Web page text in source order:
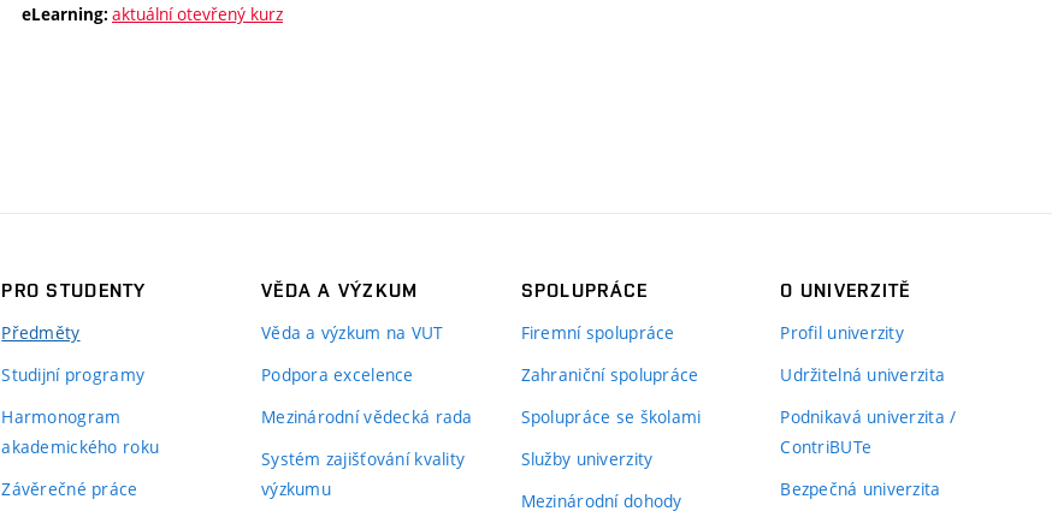
eLearning: aktuální otevřený kurz
PRO STUDENTY
Předměty
Studijní programy
Harmonogram
akademického roku
Závěrečné práce
VĚDA A VÝZKUM
Věda a výzkum na VUT
Podpora excelence
Mezinárodní vědecká rada
Systém zajišťování kvality
výzkumu
SPOLUPRÁCE
Firemní spolupráce
Zahraniční spolupráce
Spolupráce se školami
Služby univerzity
Mezinárodní dohody
O UNIVERZITĚ
Profil univerzity
Udržitelná univerzita
Podnikavá univerzita /
ContriBUTe
Bezpečná univerzita